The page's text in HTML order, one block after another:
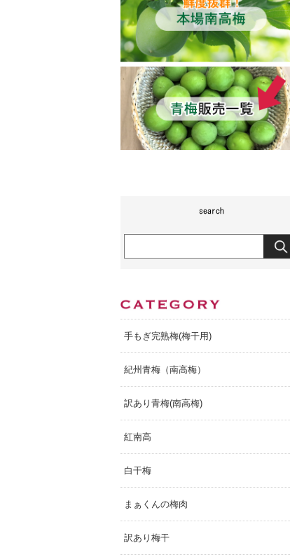
手もぎ完熟梅(梅干用)
紀州青梅（南高梅）
訳あり青梅(南高梅)
紅南高
白干梅
まぁくんの梅肉
訳あり梅干